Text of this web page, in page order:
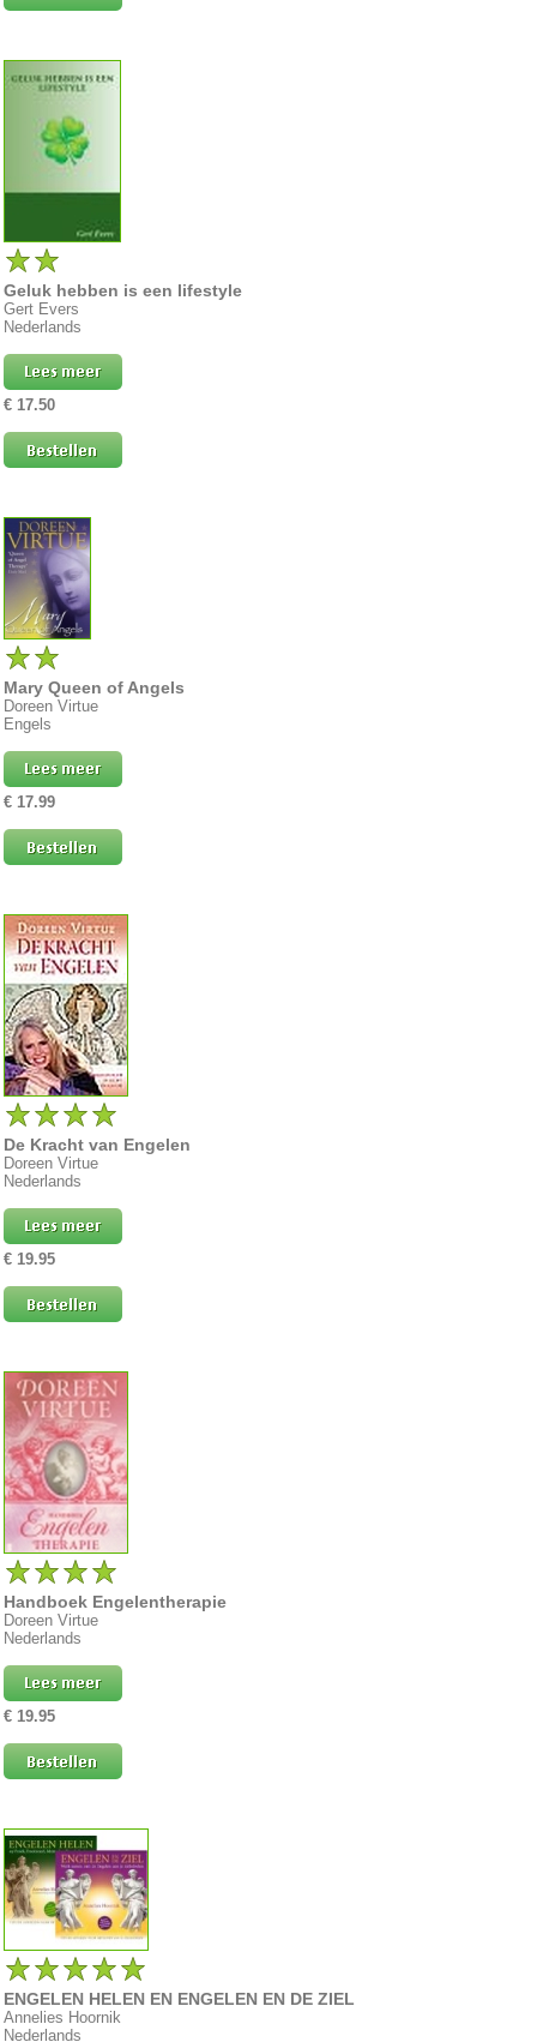
Geluk hebben is een lifestyle
Gert Evers
Nederlands
€ 17.50
Mary Queen of Angels
Doreen Virtue
Engels
€ 17.99
De Kracht van Engelen
Doreen Virtue
Nederlands
€ 19.95
Handboek Engelentherapie
Doreen Virtue
Nederlands
€ 19.95
ENGELEN HELEN EN ENGELEN EN DE ZIEL
Annelies Hoornik
Nederlands